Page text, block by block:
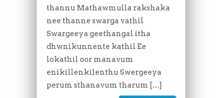
thannu Mathawmulla rakshaka
nee thanne swarga vathil
Swargeeya geethangal itha
dhwnikunnente kathil Ee
lokathil oor manavum
enikillenkilenthu Swergeeya
perum sthanavum tharum […]